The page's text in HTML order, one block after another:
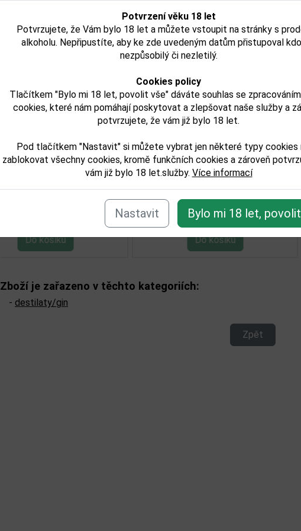
Potvrzení věku 18 let
Potvrzujete, že Vám bylo 18 let a můžete vstoupit na stránky s
alkoholu. Nepřipustíte, aby ke zde uvedeným datům přistupoval
nezpůsobilý či nezletilý.
Cookies policy
Tlačítkem "Bylo mi 18 let, povolit vše" dáváte souhlas se
cookies, které nám pomáhají poskytovat a zlepšovat naše služby a
potvrzujete, že vám již bylo 18 let.
Pod tlačítkem "Nastavit" si můžete vybrat jen některé typy cookies
zablokovat všechny cookies, kromě funkčních cookies a zároveň
vám již bylo 18 let.služby. Více informací
Nastavit Bylo mi 18 let,
Tanqueray 0,7l 47,3%
493,00 Kč
Hendricks 1,0l
889,00 Kč
Detail
Zboží je zařazeno v těchto kategoriích:
- destilaty/gin
Zpět